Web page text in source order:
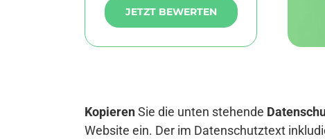
JETZT BEWERTEN
KopierenSie die unten stehende
Website ein. Der im Datenschutztext